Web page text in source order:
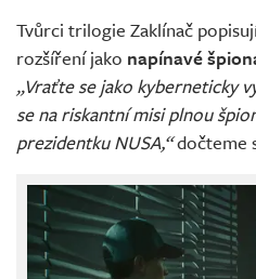
Tvůrci trilogie Zaklínač
rozšíření jako napínavé
„Vraťte se jako kyberneticky
se na riskantní misi plnou
prezidentku NUSA,“dočteme